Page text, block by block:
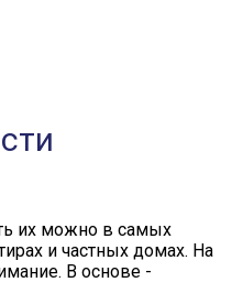
их можно в самых
и частных домах. На
В основе -